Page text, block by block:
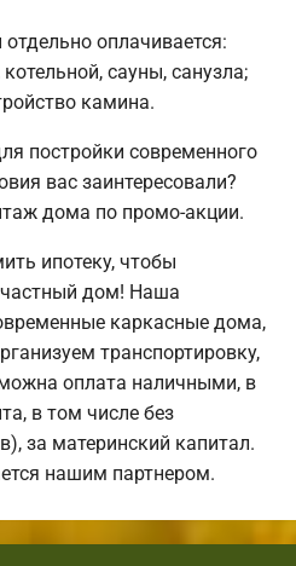
оплачивается:
сауны, санузла;
камина.
постройки современного
вас заинтересовали?
дома по промо-акции.
ипотеку, чтобы
дом! Наша
каркасные дома,
транспортировку,
оплата наличными, в
в том числе без
за материнский капитал.
нашим партнером.